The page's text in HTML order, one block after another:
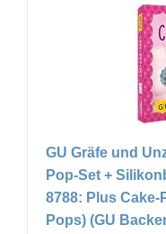
GU Gräfe und
Pop-Set +
8788: Plus
Pops) (GU